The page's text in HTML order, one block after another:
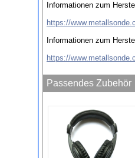
Informationen zum
https://
Informationen zum
https://
Passendes Zubehör